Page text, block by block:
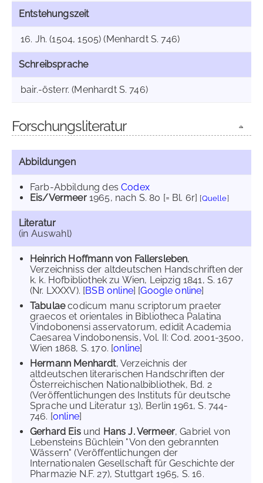
Entstehungszeit
16. Jh. (1504, 1505) (Menhardt S. 746)
Schreibsprache
bair.-österr. (Menhardt S. 746)
Forschungsliteratur
Abbildungen
Farb-Abbildung desCodex
Eis/Vermeer1965, nach S. 80 [= Bl. 6r] [Quelle]
Literatur
(in Auswahl)
Heinrich Hoffmann von Fallersleben,
Verzeichniss der altdeutschen Handschriften der
k. k. Hofbibliothek zu Wien, Leipzig 1841, S. 167
(Nr. LXXXV). [BSB online] [Google online]
Tabulaecodicum manu scriptorum praeter
graecos et orientales in Bibliotheca Palatina
Vindobonensi asservatorum, edidit Academia
Caesarea Vindobonensis, Vol. II: Cod. 2001-3500,
Wien 1868, S. 170. [online]
Hermann Menhardt, Verzeichnis der
altdeutschen literarischen Handschriften der
Österreichischen Nationalbibliothek, Bd. 2
(Veröffentlichungen des Instituts für deutsche
Sprache und Literatur 13), Berlin 1961, S. 744-
746. [online]
Gerhard Eisund Hans J. Vermeer, Gabriel von
Lebensteins Büchlein "Von den gebrannten
Wässern" (Veröffentlichungen der
Internationalen Gesellschaft für Geschichte der
Pharmazie N.F. 27), Stuttgart 1965, S. 16.